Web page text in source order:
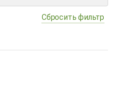
Сбросить фильтр